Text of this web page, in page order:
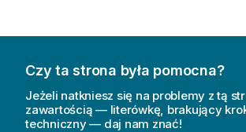
Czy ta strona była pomocna?
Jeżeli natkniesz się na problemy z tą
zawartością — literówkę, brakujący
techniczny — daj nam znać!